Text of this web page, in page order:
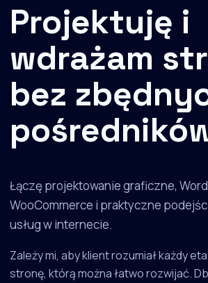
Projektuję i
wdrażam
bez
Łączę projektowanie graficzne,
WooCommerce i praktyczne
usług w internecie.
Zależy mi, aby klient rozumiał każdy
stronę, którą można łatwo rozwijać.